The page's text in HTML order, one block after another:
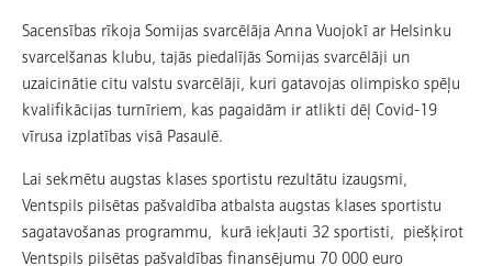
Sacensības rīkoja Somijas svarcēlāja Anna Vuojokī ar Helsinku
svarcelšanas klubu, tajās piedalījās Somijas svarcēlāji un
uzaicinātie citu valstu svarcēlāji, kuri gatavojas olimpisko spēļu
kvalifikācijas turnīriem, kas pagaidām ir atlikti dēļ Covid-19
vīrusa izplatības visā Pasaulē.
Lai sekmētu augstas klases sportistu rezultātu izaugsmi,
Ventspils pilsētas pašvaldība atbalsta augstas klases sportistu
sagatavošanas programmu, kurā iekļauti 32 sportisti, piešķirot
Ventspils pilsētas pašvaldības finansējumu 70 000 euro